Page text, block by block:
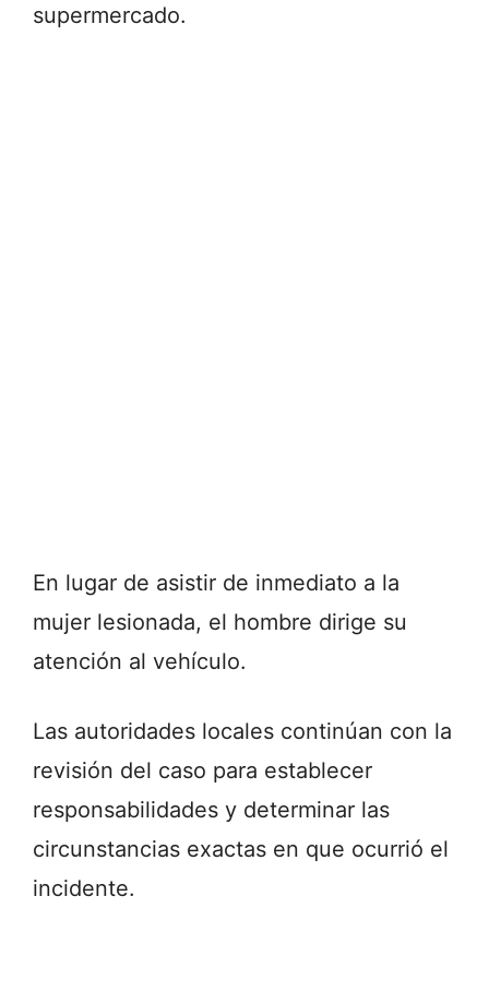
supermercado.
En lugar de asistir de inmediato a la
mujer lesionada, el hombre dirige su
atención al vehículo.
Las autoridades locales continúan con la
revisión del caso para establecer
responsabilidades y determinar las
circunstancias exactas en que ocurrió el
incidente.